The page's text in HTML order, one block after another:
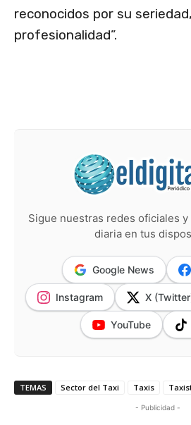
reconocidos por su
profesionalidad”.
Sigue nuestras redes oficiales
diaria en tus
Google News
Instagram X
YouTube
TEMAS Sector del Taxi Taxis
- Publicidad -